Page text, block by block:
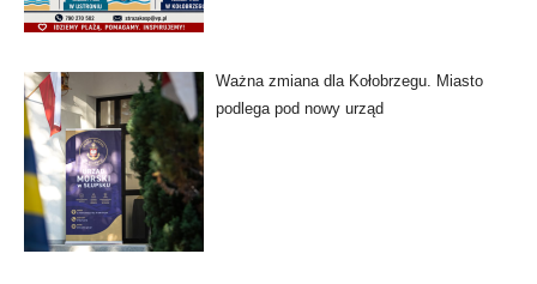
Ważna zmiana dla Kołobrzegu. Miasto
podlega pod nowy urząd